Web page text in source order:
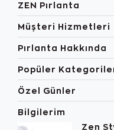
ZEN Pırlanta
Müşteri Hizmetleri
Pırlanta Hakkında
Popüler
Özel Günler
Bilgilerim
Zen